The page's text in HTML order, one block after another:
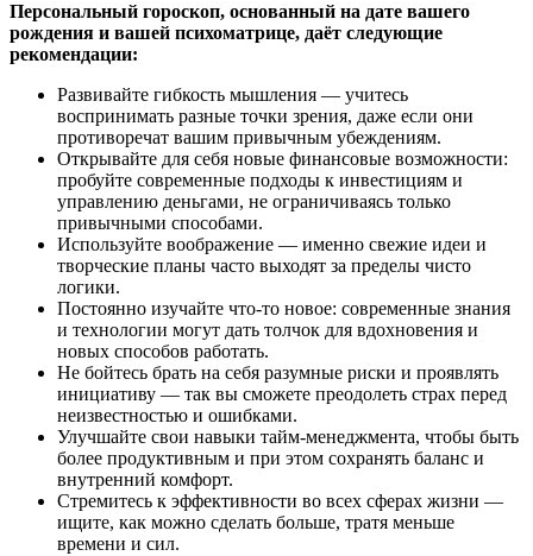
Персональный гороскоп, основанный на дате вашего
рождения и вашей психоматрице, даёт следующие
рекомендации:
Развивайте гибкость мышления — учитесь
воспринимать разные точки зрения, даже если они
противоречат вашим привычным убеждениям.
Открывайте для себя новые финансовые возможности:
пробуйте современные подходы к инвестициям и
управлению деньгами, не ограничиваясь только
привычными способами.
Используйте воображение — именно свежие идеи и
творческие планы часто выходят за пределы чисто
логики.
Постоянно изучайте что-то новое: современные знания
и технологии могут дать толчок для вдохновения и
новых способов работать.
Не бойтесь брать на себя разумные риски и проявлять
инициативу — так вы сможете преодолеть страх перед
неизвестностью и ошибками.
Улучшайте свои навыки тайм-менеджмента, чтобы быть
более продуктивным и при этом сохранять баланс и
внутренний комфорт.
Стремитесь к эффективности во всех сферах жизни —
ищите, как можно сделать больше, тратя меньше
времени и сил.